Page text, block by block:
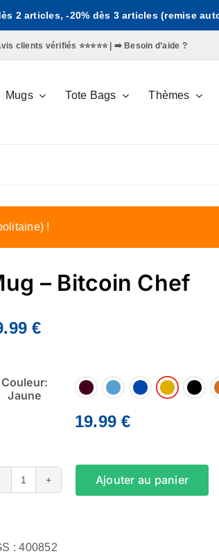
2 articles, -20% dès 3 articles (remise
vérifiés ⭐️⭐️⭐️⭐️⭐️ | ➡️ Besoin d’aide ?
Mugs Tote Bags Thèmes
!
– Bitcoin Chef
€
Couleur:
Jaune
19.99€
quantité
-
Ajouter au panier
:400852